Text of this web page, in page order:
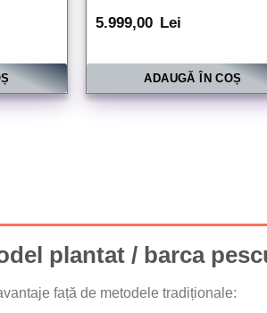
5.999,00 Lei
ADAUGĂ ÎN COȘ
plantat / barca
față de metodele tradiționale: